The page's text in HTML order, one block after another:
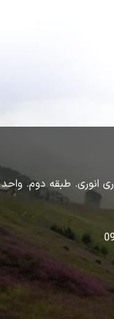
انوری. طبقه دوم. واحد